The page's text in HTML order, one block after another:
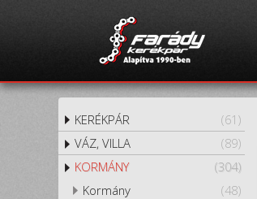
(61)
KERÉKPÁR
(89)
VÁZ, VILLA
(304)
KORMÁNY
(48)
Kormány